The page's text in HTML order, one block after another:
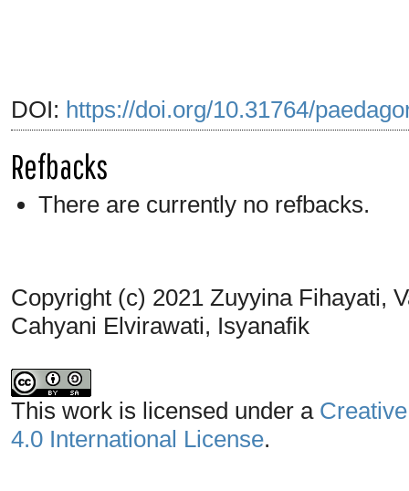
DOI: https://doi.org/10.31764/
Refbacks
There are currently no refbacks.
Copyright (c) 2021 Zuyyina Fihayati,
Cahyani Elvirawati, Isyanafik
This work is licensed under a
4.0 International License.